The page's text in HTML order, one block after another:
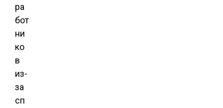
ра
бот
ни
ко
в
из-
за
сп